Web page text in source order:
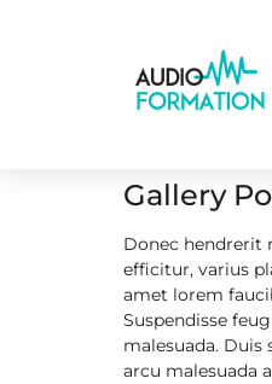
Gallery
Donec hendrerit
efficitur, varius
amet lorem
Suspendisse
malesuada.
arcu malesuada